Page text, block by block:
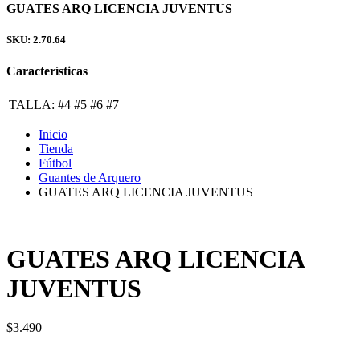
GUATES ARQ LICENCIA JUVENTUS
SKU: 2.70.64
Características
TALLA: #4 #5 #6 #7
Inicio
Tienda
Fútbol
Guantes de Arquero
GUATES ARQ LICENCIA JUVENTUS
GUATES ARQ LICENCIA
JUVENTUS
$3.490